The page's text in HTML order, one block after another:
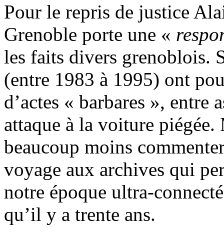
Pour le repris de justice
Grenoble porte une «
les faits divers grenoblois.
(entre 1983 à 1995) ont
d’actes « barbares », entre
attaque à la voiture piégée.
beaucoup moins
voyage aux archives qui
notre époque ultra-
qu’il y a trente ans.